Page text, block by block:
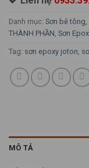
Danh mục: Sơn bê tông
THÀNH PHẦN Sơn
Tag: sơn epoxy joton
MÔ TẢ